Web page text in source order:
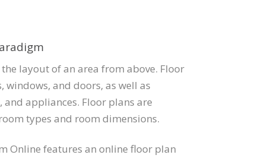
layout of an area from above. Floor
and doors, as well as
appliances. Floor plans are
types and room dimensions.
Online features an online floor plan